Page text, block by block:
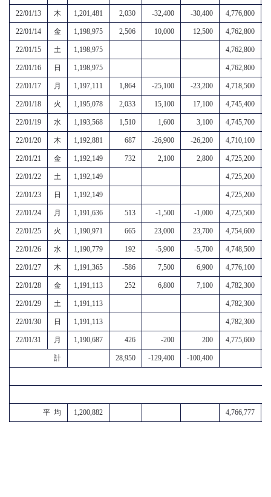
22/01/13 木 1,201,481 2,030 -32,400 -30,400 4,776,800
22/01/14 金 1,198,975 2,506 10,000 12,500 4,762,800
22/01/15 土 1,198,975 4,762,800
22/01/16 日 1,198,975 4,762,800
22/01/17 月 1,197,111 1,864 -25,100 -23,200 4,718,500
22/01/18 火 1,195,078 2,033 15,100 17,100 4,745,400
22/01/19 水 1,193,568 1,510 1,600 3,100 4,745,700
22/01/20 木 1,192,881 687 -26,900 -26,200 4,710,100
22/01/21 金 1,192,149 732 2,100 2,800 4,725,200
22/01/22 土 1,192,149 4,725,200
22/01/23 日 1,192,149 4,725,200
22/01/24 月 1,191,636 513 -1,500 -1,000 4,725,500
22/01/25 火 1,190,971 665 23,000 23,700 4,754,600
22/01/26 水 1,190,779 192 -5,900 -5,700 4,748,500
22/01/27 木 1,191,365 -586 7,500 6,900 4,776,100
22/01/28 金 1,191,113 252 6,800 7,100 4,782,300
22/01/29 土 1,191,113 4,782,300
22/01/30 日 1,191,113 4,782,300
22/01/31 月 1,190,687 426 -200 200 4,775,600
計 28,950 -129,400 -100,400
平 均 1,200,882 4,766,777